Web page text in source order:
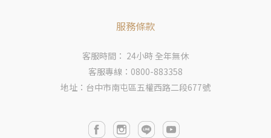
服務條款
客服時間： 24小時 全年無休
客服專線：0800-883358
地址：台中市南屯區五權西路二段677號